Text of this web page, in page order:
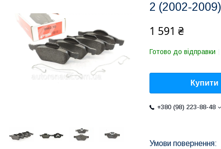
2 (2002-
1 591 ₴
Готово до відправки
Купити
+380 (98) 223-88-48